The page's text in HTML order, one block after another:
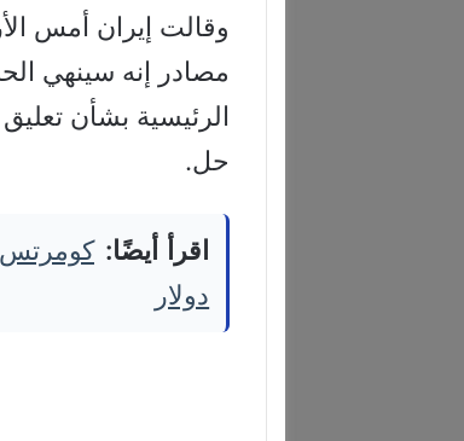
وقالت إيران أمس
مصادر إنه سينهي
الرئيسية بشأن
حل.
اقرأ أيضًا:
دولار